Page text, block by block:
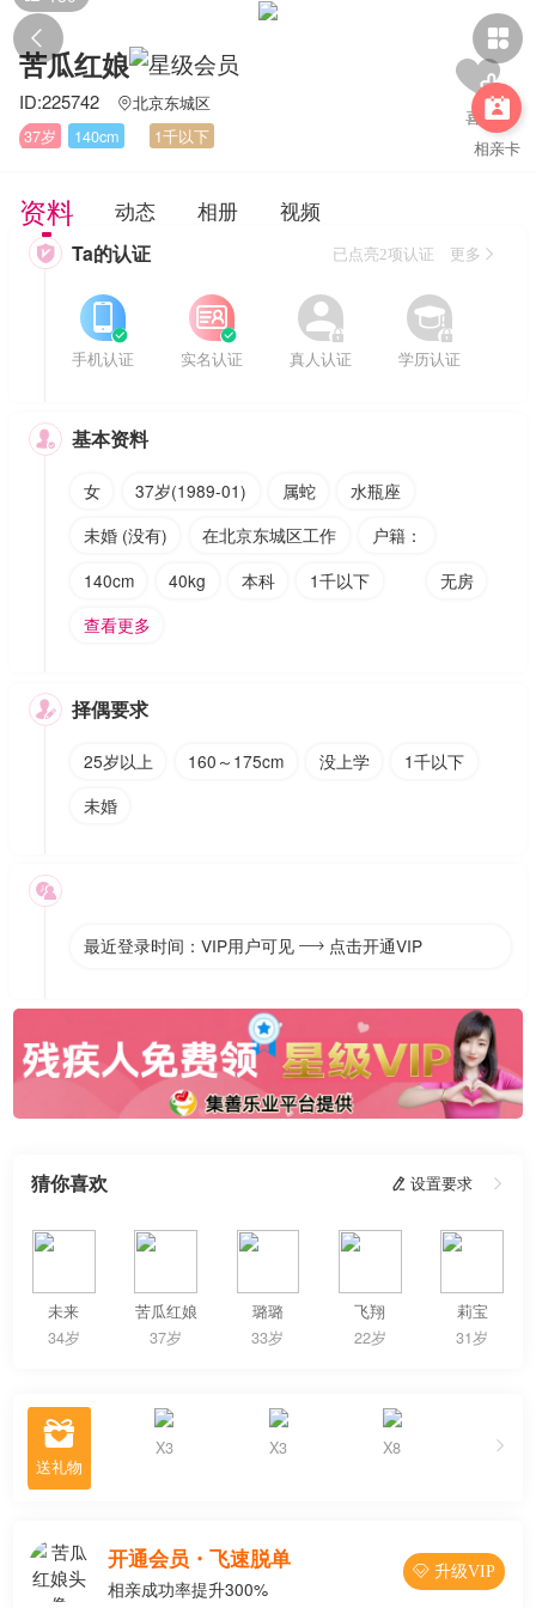
 

相亲卡
苦瓜红娘
ID:225742 北京东城区
37岁
140cm 1千以下
资料 动态 相册 视频
 Ta的认证 已点亮2项认证 更多


手机认证


实名认证


真人认证


学历认证
 基本资料
女 37岁(1989-01) 属蛇
水瓶座
未婚 (没有)
在北京东城区工作
户籍：
140cm
40kg 本科 1千以下
无房
查看更多
 择偶要求
25岁以上 160～175cm 没上学
1千以下
未婚

最近登录时间：VIP用户可见  点击开通VIP
猜你喜欢  设置要求 
未来
34岁
苦瓜红娘
37岁
璐璐
33岁
飞翔
22岁
莉宝
31岁
 X3 X3 X8
开通会员・飞速脱单
相亲成功率提升300%
 升级VIP